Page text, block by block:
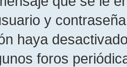
y
haya
foros